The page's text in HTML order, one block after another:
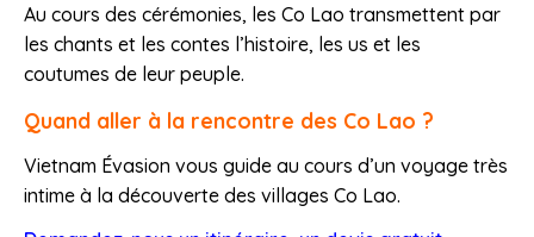
Au cours des cérémonies, les Co Lao transmettent par
les chants et les contes l’histoire, les us et les
coutumes de leur peuple.
Quand aller à la rencontre des Co Lao ?
Vietnam Évasion vous guide au cours d’un voyage très
intime à la découverte des villages Co Lao.